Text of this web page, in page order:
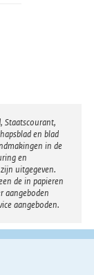
Staatscourant,
en blad
in de
en
uitgegeven.
de in papieren
aangeboden
aangeboden.